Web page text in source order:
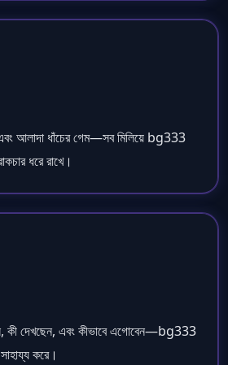
আলাদা ধাঁচের গেম—সব মিলিয়ে bg333
ধরে রাখে।
কী দেখছেন, এবং কীভাবে এগোবেন—bg333
করে।